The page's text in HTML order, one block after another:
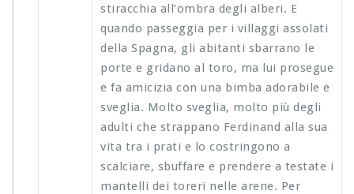
stiracchia all’ombra degli alberi. E
quando passeggia per i villaggi assolati
della Spagna, gli abitanti sbarrano le
porte e gridano al toro, ma lui prosegue
e fa amicizia con una bimba adorabile e
sveglia. Molto sveglia, molto più degli
adulti che strappano Ferdinand alla sua
vita tra i prati e lo costringono a
scalciare, sbuffare e prendere a testate i
mantelli dei toreri nelle arene. Per